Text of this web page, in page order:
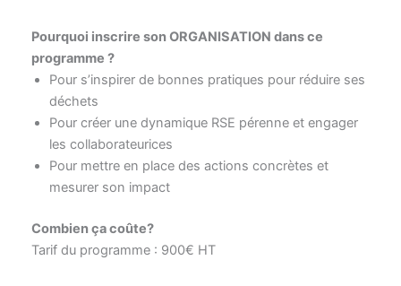
Pourquoi inscrire son ORGANISATION dans ce
programme ?
Pour s’inspirer de bonnes pratiques pour réduire ses
déchets
Pour créer une dynamique RSE pérenne et engager
les collaborateurices
Pour mettre en place des actions concrètes et
mesurer son impact
Combien ça coûte?
Tarif du programme : 900€ HT